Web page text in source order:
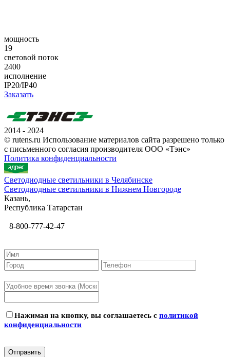
мощность
19
световой поток
2400
исполнение
IP20/IP40
Заказать
2014 - 2024
© rutens.ru Использование материалов сайта разрешено только
с письменного согласия производителя ООО «Тэнс»
Политика конфиденциальности
Светодиодные светильники в Челябинске
Светодиодные светильники в Нижнем Новгороде
Казань,
Республика Татарстан
8-800-777-42-47
Нажимая на кнопку, вы соглашаетесь с политикой
конфиденциальности